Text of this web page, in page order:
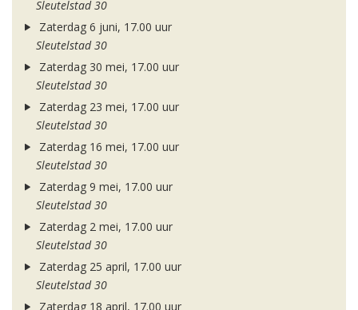
Sleutelstad 30
Zaterdag 6 juni, 17.00 uur
Sleutelstad 30
Zaterdag 30 mei, 17.00 uur
Sleutelstad 30
Zaterdag 23 mei, 17.00 uur
Sleutelstad 30
Zaterdag 16 mei, 17.00 uur
Sleutelstad 30
Zaterdag 9 mei, 17.00 uur
Sleutelstad 30
Zaterdag 2 mei, 17.00 uur
Sleutelstad 30
Zaterdag 25 april, 17.00 uur
Sleutelstad 30
Zaterdag 18 april, 17.00 uur